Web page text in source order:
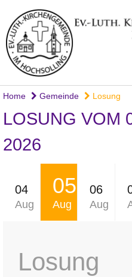
Home Gemeinde Losung
LOSUNG VOM
2026
04
Aug
05
Aug
06
Aug
Losung